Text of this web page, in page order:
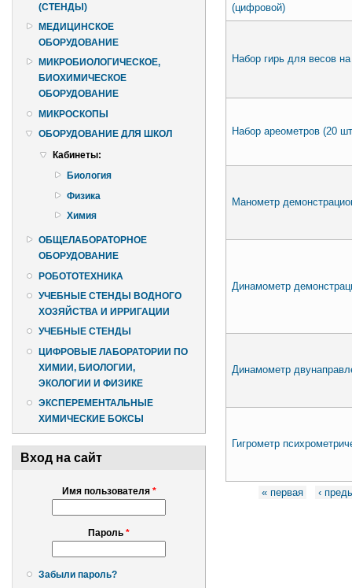
(СТЕНДЫ)
МЕДИЦИНСКОЕ
ОБОРУДОВАНИЕ
МИКРОБИОЛОГИЧЕСКОЕ,
БИОХИМИЧЕСКОЕ
ОБОРУДОВАНИЕ
МИКРОСКОПЫ
ОБОРУДОВАНИЕ ДЛЯ ШКОЛ
Кабинеты:
Биология
Физика
Химия
ОБЩЕЛАБОРАТОРНОЕ
ОБОРУДОВАНИЕ
РОБОТОТЕХНИКА
УЧЕБНЫЕ СТЕНДЫ ВОДНОГО
ХОЗЯЙСТВА И ИРРИГАЦИИ
УЧЕБНЫЕ СТЕНДЫ
ЦИФРОВЫЕ ЛАБОРАТОРИИ ПО
ХИМИИ, БИОЛОГИИ,
ЭКОЛОГИИ И ФИЗИКЕ
ЭКСПЕРЕМЕНТАЛЬНЫЕ
ХИМИЧЕСКИЕ БОКСЫ
Вход на сайт
Имя пользователя *
Пароль *
Забыли пароль?
(цифровой)
Набор гирь для весов на
Набор ареометров (20
Манометр
Динамометр
Динамометр
Гигрометр
Страницы
« первая ‹